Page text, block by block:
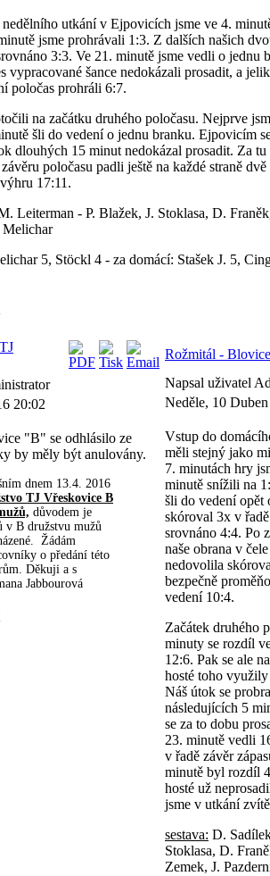
utkání v Ejpovicích jsme ve 4.
jsme prohrávali 1:3. Z dalších našich
3:3. Ve 21. minutě jsme vedli o jednu
vypracované šance nedokázali prosadit, a
poločas prohráli 6:7.
na začátku druhého poločasu. Nejprve
šli do vedení o jednu branku. Ejpovicím
dlouhých 15 minut nedokázal prosadit. Za
poločasu padli ještě na každé straně
17:11.
Leiterman - P. Blažek, J. Stoklasa, D.
Melichar
5, Stöckl 4 - za domácí: Stašek J. 5,
20:02
"B" se odhlásilo ze
by měly být anulovány.
dnem 13.4. 2016
TJ Vřeskovice B
důvodem je
v B družstvu mužů
Žádám
o předání této
Děkuji a s
Jabbourová
Rožmitál -
Napsal uživatel
Neděle, 10
Vstup do
měli stejný jako
7. minutách hry
minutě snížili na
šli do vedení opět
skóroval 3x v
srovnáno 4:4. Po
naše obrana v
nedovolila
bezpečně
vedení 10:4.
Začátek druhého
minuty se rozdíl
12:6. Pak se ale
hosté toho
Náš útok se
následujících 5
se za to dobu
23. minutě vedli
v řadě závěr
minutě byl rozdíl
hosté už
jsme v utkání
sestava: D.
Stoklasa, D.
Zemek, J.